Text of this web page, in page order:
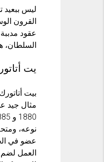
ليس ببعيد
عقود
السلطان،
يت
مثال جيد
نوعه،
العمل لضم